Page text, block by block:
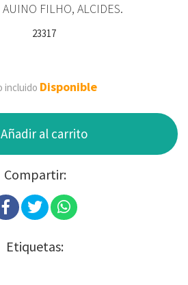
FILHO, ALCIDES.
23317
incluido Disponible
Añadir al carrito
Compartir:
Etiquetas: